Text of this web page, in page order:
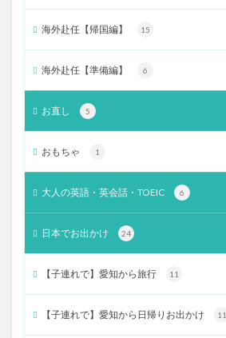
海外赴任【帰国編】 15
海外赴任【準備編】 6
お直し 5
おもちゃ 1
大人の英語・英会話・TOEIC 6
日本でお出かけ 24
【子連れで】愛知から旅行 11
【子連れで】愛知から日帰りお出かけ 11